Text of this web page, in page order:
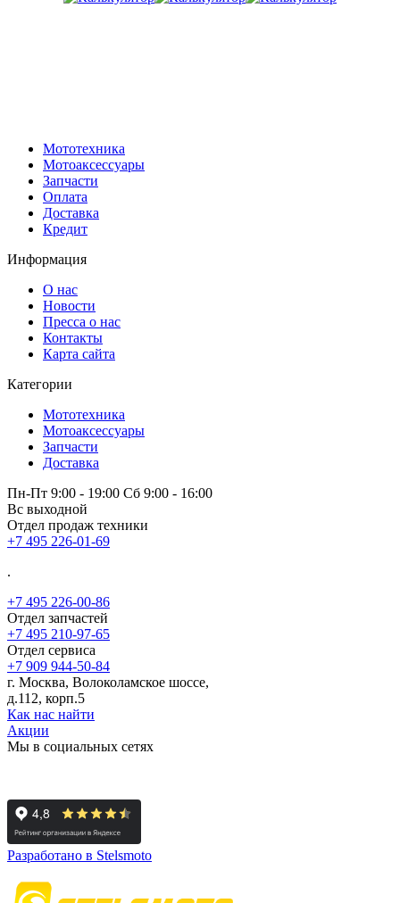
Мототехника
Мотоаксессуары
Запчасти
Оплата
Доставка
Кредит
Информация
О нас
Новости
Пресса о нас
Контакты
Карта сайта
Категории
Мототехника
Мотоаксессуары
Запчасти
Доставка
Пн-Пт 9:00 - 19:00 Сб 9:00 - 16:00
Вс выходной
Отдел продаж техники
+7 495 226-01-69
.
+7 495 226-00-86
Отдел запчастей
+7 495 210-97-65
Отдел сервиса
+7 909 944-50-84
г. Москва, Волоколамское шоссе,
д.112, корп.5
Как нас найти
Акции
Мы в социальных сетях
Разработано в Stelsmoto